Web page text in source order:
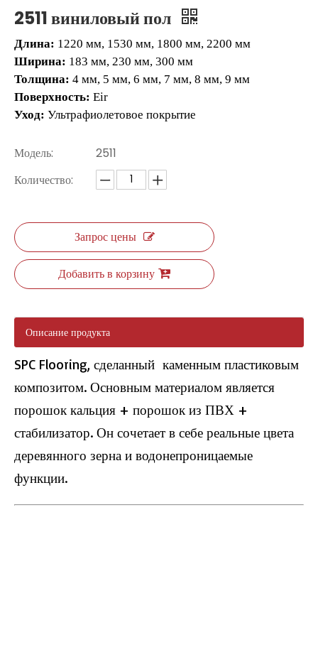
2511 виниловый пол
Длина: 1220 мм, 1530 мм, 1800 мм, 2200 мм
Ширина: 183 мм, 230 мм, 300 мм
Толщина: 4 мм, 5 мм, 6 мм, 7 мм, 8 мм, 9 мм
Поверхность: Eir
Уход: Ультрафиолетовое покрытие
Модель:
2511
Количество:
Запрос цены
Добавить в корзину
Описание продукта
SPC Flooring, сделанный каменным пластиковым
композитом. Основным материалом является
порошок кальция + порошок из ПВХ +
стабилизатор. Он сочетает в себе реальные цвета
деревянного зерна и водонепроницаемые
функции.